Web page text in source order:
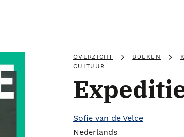
OVERZICHT BOEKEN
CULTUUR
Sofie van de Velde
Nederlands